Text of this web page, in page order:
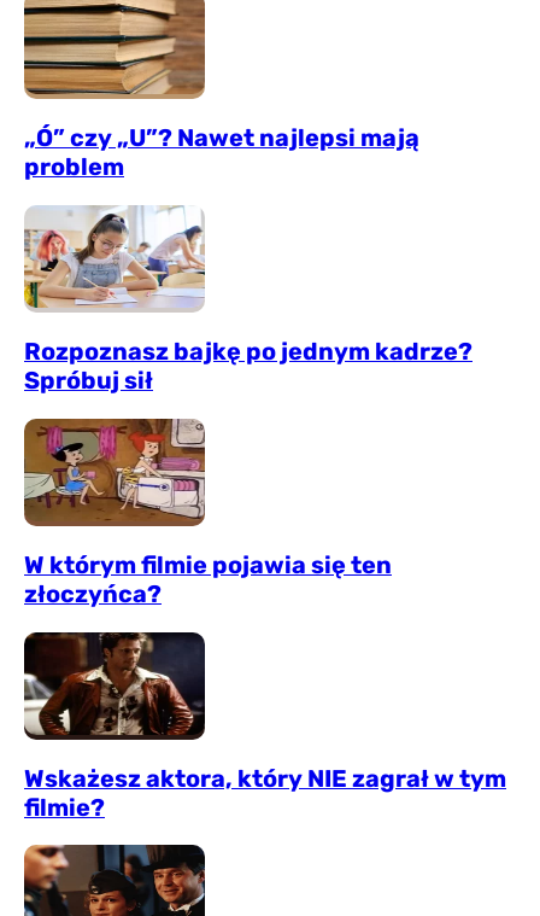
„Ó” czy „U”? Nawet najlepsi mają
problem
Rozpoznasz bajkę po jednym kadrze?
Spróbuj sił
W którym filmie pojawia się ten
złoczyńca?
Wskażesz aktora, który NIE zagrał w tym
filmie?